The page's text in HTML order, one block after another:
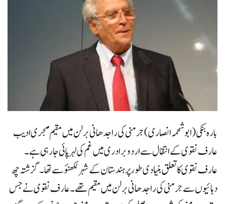
بارہ بنکی(ابوشحمہ انصاری)جرمنی کی راجدھانی برلن میں مقیم مہجری ادیب
عارف نقوی کے انتقال سے اردو برادری میں غم کی لہر پائی جارہی ہے۔
عارف نقوی کا تعلق بنیادی طور پر ہندستان کے شہر لکھنؤ سے تھا ۔گزشتہ چھ
دہائیوں سے جرمنی کی راجدھانی برلن میں مقیم تھے ۔عارف نقوی نےجس